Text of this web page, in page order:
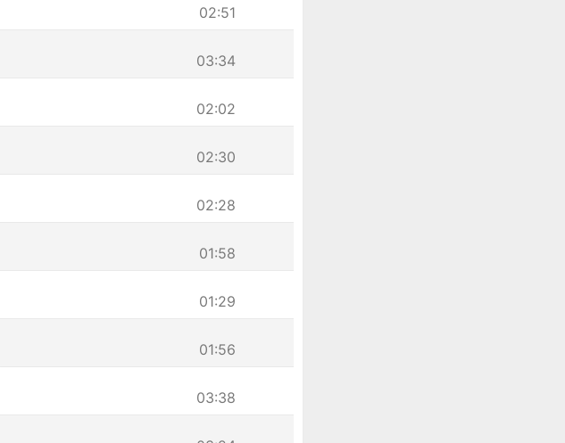
02:51
03:34
02:02
02:30
02:28
01:58
01:29
01:56
03:38